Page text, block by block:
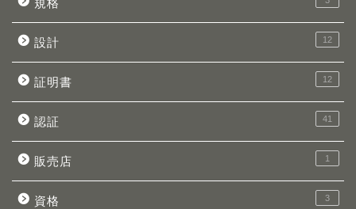
規格
設計 12
証明書 12
認証 41
販売店 1
資格 3